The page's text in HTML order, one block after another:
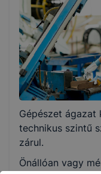
Képzés időtartama
5 év
Választható
Nem
KKK/PTT
KKK letöltése (pdf)
Gépészet ágazat
technikus szintű
zárul.
Önállóan vagy